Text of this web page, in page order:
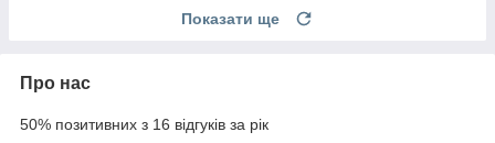
Показати ще
Про нас
50% позитивних з 16 відгуків за рік